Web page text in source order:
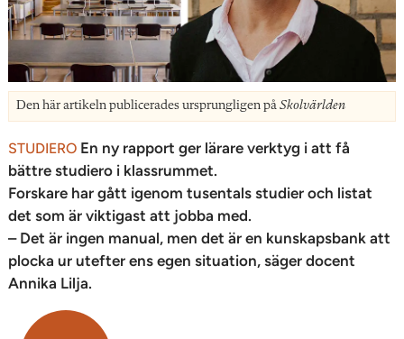
Den här artikeln publicerades ursprungligen på Skolvärlden
STUDIERO En ny rapport ger lärare verktyg i att få
bättre studiero i klassrummet.
Forskare har gått igenom tusentals studier och listat
det som är viktigast att jobba med.
– Det är ingen manual, men det är en kunskapsbank att
plocka ur utefter ens egen situation, säger docent
Annika Lilja.